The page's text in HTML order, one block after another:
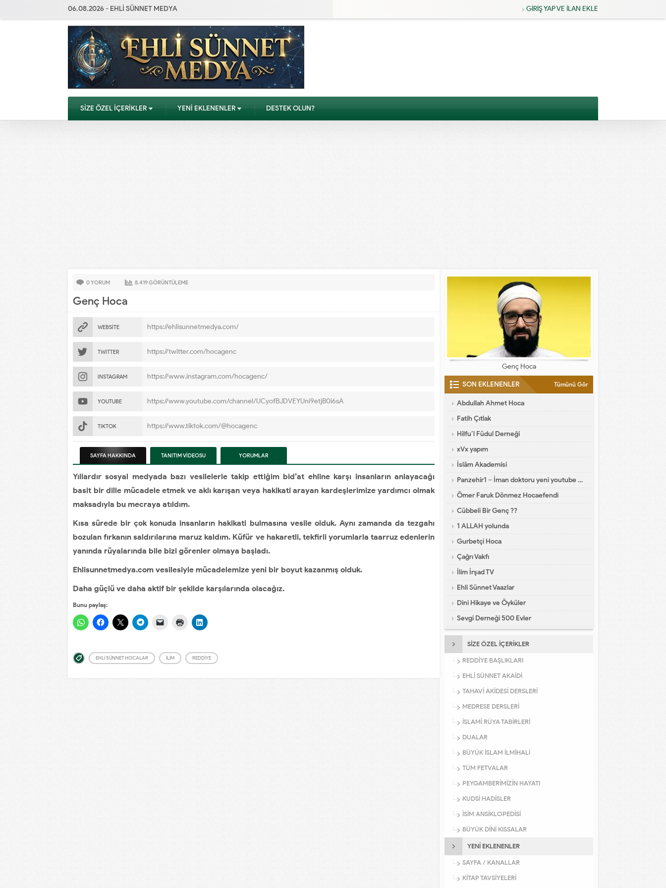
06.08.2026 - EHLİ SÜNNET MEDYA GİRİŞ YAP VE İLAN EKLE
SİZE ÖZEL İÇERİKLER YENİ EKLENENLER DESTEK OLUN?
0YORUM 8.419GÖRÜNTÜLEME
Genç Hoca
WEBSİTE https://ehlisunnetmedya.com/
TWITTER https://twitter.com/hocagenc
INSTAGRAM https://www.instagram.com/hocagenc/
YOUTUBE https://www.youtube.com/channel/UCyofBJDVEYUni9etjB0i6sA
TIKTOK https://www.tiktok.com/@hocagenc
SAYFAHAKKINDA TANITIM VİDEOSU YORUMLAR
Yıllardır sosyal medyada bazı vesilelerle takip ettiğim bid’at ehline karşı insanların anlayacağı
basit bir dille mücadele etmek ve aklı karışan veya hakikati arayan kardeşlerimize yardımcı olmak
maksadıyla bu mecraya atıldım.
Kısa sürede bir çok konuda insanların hakikati bulmasına vesile olduk. Aynı zamanda da tezgahı
bozulan fırkanın saldırılarına maruz kaldım. Küfür ve hakaretli, tekfirli yorumlarla taarruz edenlerin
yanında rüyalarında bile bizi görenler olmaya başladı.
Ehlisunnetmedya.com vesilesiyle mücadelemize yeni bir boyut kazanmış olduk.
Daha güçlü ve daha aktif bir şekilde karşılarında olacağız.
Bunu paylaş:
EHLI SÜNNET HOCALAR İLIM REDDİYE
Genç Hoca
SON EKLENENLER Tümünü Gör
Abdullah Ahmet Hoca
Fatih Çıtlak
Hilfu’l Füdul Derneği
xVx yapım
İslâm Akademisi
Panzehir1 – İman doktoru yeni youtube kanalı
Ömer Faruk Dönmez Hocaefendi
Cübbeli Bir Genç ??
1 ALLAH yolunda
Gurbetçi Hoca
Çağrı Vakfı
İlim İrşad TV
Ehli Sünnet Vaazlar
Dini Hikaye ve Öyküler
Sevgi Derneği 500 Evler
SİZE ÖZEL İÇERİKLER
REDDİYE BAŞLIKLARI
EHLİ SÜNNET AKAİDİ
TAHAVİ AKİDESİ DERSLERİ
MEDRESE DERSLERİ
İSLAMİ RÜYA TABİRLERİ
DUALAR
BÜYÜK İSLAM İLMİHALİ
TÜM FETVALAR
PEYGAMBERİMİZİN HAYATI
KUDSİ HADİSLER
İSİM ANSİKLOPEDİSİ
BÜYÜK DİNİ KISSALAR
YENİ EKLENENLER
SAYFA / KANALLAR
KİTAP TAVSİYELERİ